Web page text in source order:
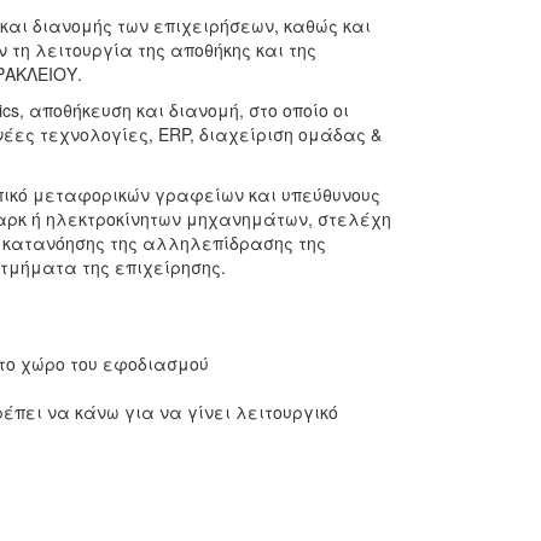
διανομής των επιχειρήσεων, καθώς και
λειτουργία της αποθήκης και της
αποθήκευση και διανομή, στο οποίο οι
τεχνολογίες, ERP, διαχείριση ομάδας &
μεταφορικών γραφείων και υπεύθυνους
ή ηλεκτροκίνητων μηχανημάτων, στελέχη
της αλληλεπίδρασης της
της επιχείρησης.
χώρο του εφοδιασμού
να κάνω για να γίνει λειτουργικό